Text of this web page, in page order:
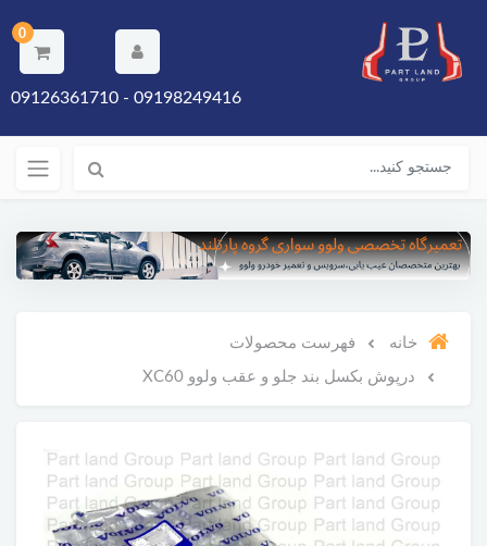
0
09198249416 - 09126361710
خانه فهرست محصولات
درپوش بکسل بند جلو و عقب ولوو XC60